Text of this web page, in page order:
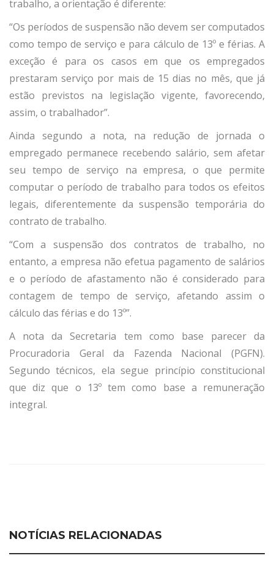
trabalho, a orientação é diferente:
“Os períodos de suspensão não devem ser computados
como tempo de serviço e para cálculo de 13º e férias. A
exceção é para os casos em que os empregados
prestaram serviço por mais de 15 dias no mês, que já
estão previstos na legislação vigente, favorecendo,
assim, o trabalhador”.
Ainda segundo a nota, na redução de jornada o
empregado permanece recebendo salário, sem afetar
seu tempo de serviço na empresa, o que permite
computar o período de trabalho para todos os efeitos
legais, diferentemente da suspensão temporária do
contrato de trabalho.
“Com a suspensão dos contratos de trabalho, no
entanto, a empresa não efetua pagamento de salários
e o período de afastamento não é considerado para
contagem de tempo de serviço, afetando assim o
cálculo das férias e do 13º”.
A nota da Secretaria tem como base parecer da
Procuradoria Geral da Fazenda Nacional (PGFN).
Segundo técnicos, ela segue princípio constitucional
que diz que o 13º tem como base a remuneração
integral.
NOTÍCIAS RELACIONADAS